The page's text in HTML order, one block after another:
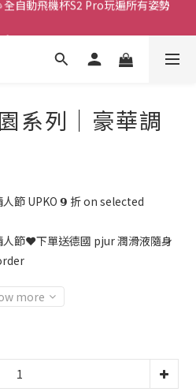
全新升級 Ion2⚡直擊你的高潮神經
👍小奶狗🩷小飛象💜
系列｜豪華調
節 UPKO 𝟵 折 on selected
節❤️下單送德國 pjur 潤滑液隨身
more